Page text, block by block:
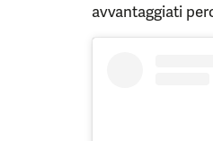
avvantaggiati